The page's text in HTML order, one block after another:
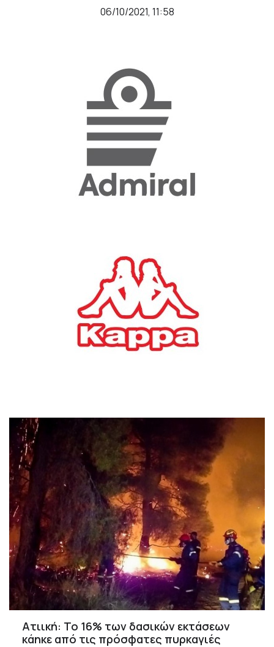
06/10/2021, 11:58
Ατιική: Το 16% των δασικών εκτάσεων
κάηκε από τις πρόσφατες πυρκαγιές